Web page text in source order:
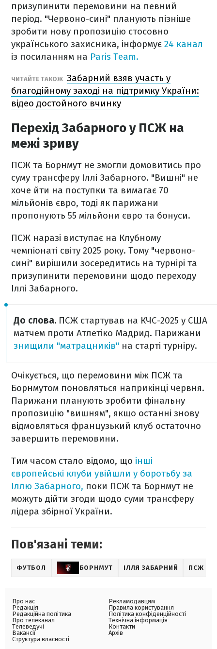
призупинити перемовини на певний
період. "Червоно-сині" планують пізніше
зробити нову пропозицію стосовно
українського захисника, інформує 24 канал
із посиланням на Paris Team.
ЧИТАЙТЕ ТАКОЖ Забарний взяв участь у
благодійному заході на підтримку України:
відео достойного вчинку
Перехід Забарного у ПСЖ на
межі зриву
ПСЖ та Борнмут не змогли домовитись про
суму трансферу Іллі Забарного. "Вишні" не
хоче йти на поступки та вимагає 70
мільйонів євро, тоді як парижани
пропонують 55 мільйони євро та бонуси.
ПСЖ наразі виступає на Клубному
чемпіонаті світу 2025 року. Тому "червоно-
сині" вирішили зосередитись на турнірі та
призупинити перемовини щодо переходу
Іллі Забарного.
До слова. ПСЖ стартував на КЧС-2025 у США
матчем проти Атлетіко Мадрид. Парижани
знищили "матрацників" на старті турніру.
Очікується, що перемовини між ПСЖ та
Борнмутом поновляться наприкінці червня.
Парижани планують зробити фінальну
пропозицію "вишням", якщо останні знову
відмовляться французький клуб остаточно
завершить перемовини.
Тим часом стало відомо, що інші
європейські клуби увійшли у боротьбу за
Іллю Забарного, поки ПСЖ та Борнмут не
можуть дійти згоди щодо суми трансферу
лідера збірної України.
Пов'язані теми:
ФУТБОЛ БОРНМУТ ІЛЛЯ ЗАБАРНИЙ ПСЖ
Про нас
Редакція
Редакційна політика
Про телеканал
Телеведучі
Вакансії
Структура власності
Рекламодавцям
Правила користування
Політика конфіденційності
Технічна інформація
Контакти
Архів